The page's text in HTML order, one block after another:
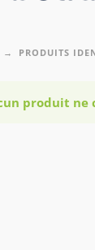
PRODUITS
produit ne